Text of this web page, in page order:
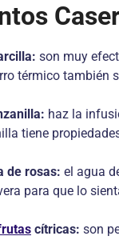
son muy
térmico también
haz la
tiene
de rosas: el agua
para que lo
cítricas: son